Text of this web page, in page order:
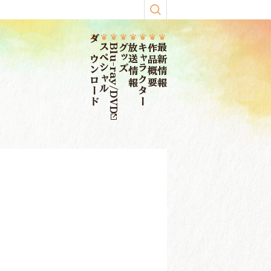
ダウンロードスペシャルBlu-ray/DVDグッズ放送情報キャラクター作品概要最新情報